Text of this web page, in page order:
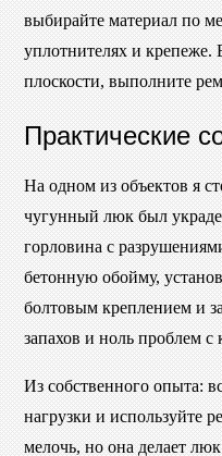
выбирайте материал по
уплотнителях и крепеже.
плоскости, выполните
Практические
На одном из объектов я
чугунный люк был
горловина с
бетонную обойму,
болтовым креплением и
запахов и ноль проблем с
Из собственного опыта:
нагрузки и используйте
мелочь, но она делает